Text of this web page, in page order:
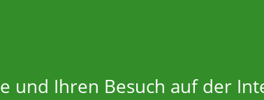
und Ihren Besuch auf der